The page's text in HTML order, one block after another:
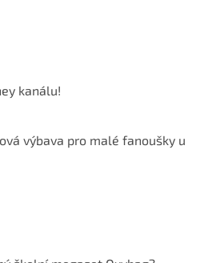
kanálu!
výbava pro malé fanoušky u